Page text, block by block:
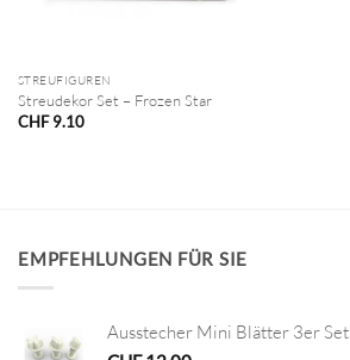
STREUFIGUREN
Streudekor Set – Frozen Star
CHF9.10
EMPFEHLUNGEN FÜR SIE
Ausstecher Mini Blätter 3er Set